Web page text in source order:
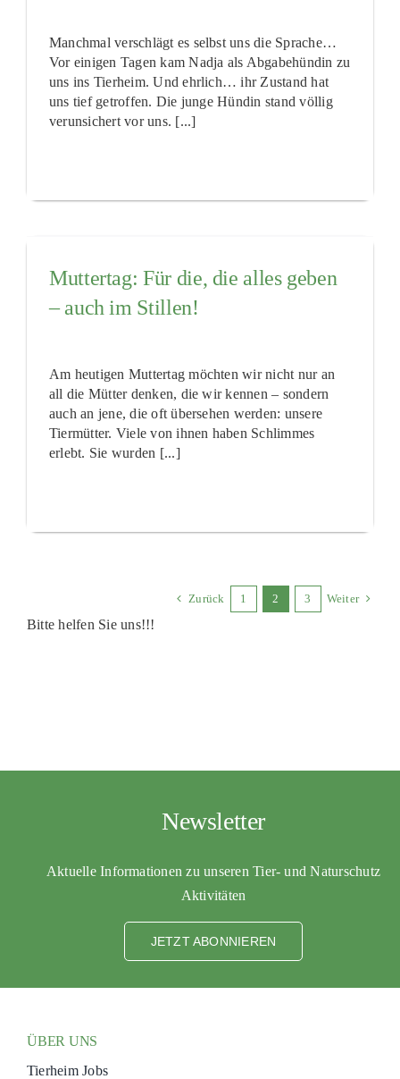
Manchmal verschlägt es selbst uns die Sprache…
Vor einigen Tagen kam Nadja als Abgabehündin zu
uns ins Tierheim. Und ehrlich… ihr Zustand hat
uns tief getroffen. Die junge Hündin stand völlig
verunsichert vor uns. [...]
Muttertag: Für die, die alles geben
– auch im Stillen!
Am heutigen Muttertag möchten wir nicht nur an
all die Mütter denken, die wir kennen – sondern
auch an jene, die oft übersehen werden: unsere
Tiermütter. Viele von ihnen haben Schlimmes
erlebt. Sie wurden [...]
Zurück 1 2 3 Weiter
Bitte helfen Sie uns!!!
Newsletter
Aktuelle Informationen zu unseren Tier- und Naturschutz
Aktivitäten
JETZT ABONNIEREN
ÜBER UNS
Tierheim Jobs